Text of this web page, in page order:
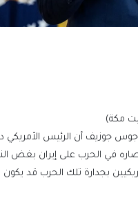
جوزيف أن الرئيس الأمريكي
في الحرب على إيران بغض
بجدارة تلك الحرب قد